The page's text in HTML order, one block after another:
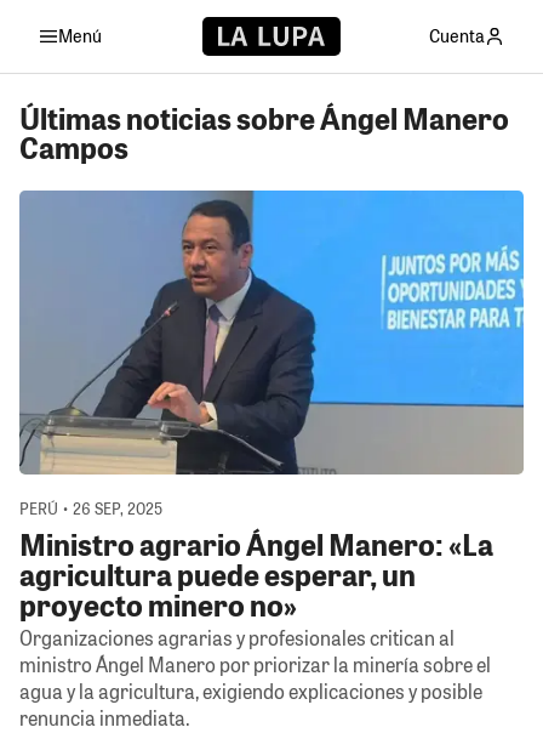
Menú Cuenta
Últimas noticias sobre Ángel Manero
Campos
PERÚ • 26 SEP, 2025
Ministro agrario Ángel Manero: «La
agricultura puede esperar, un
proyecto minero no»
Organizaciones agrarias y profesionales critican al
ministro Ángel Manero por priorizar la minería sobre el
agua y la agricultura, exigiendo explicaciones y posible
renuncia inmediata.